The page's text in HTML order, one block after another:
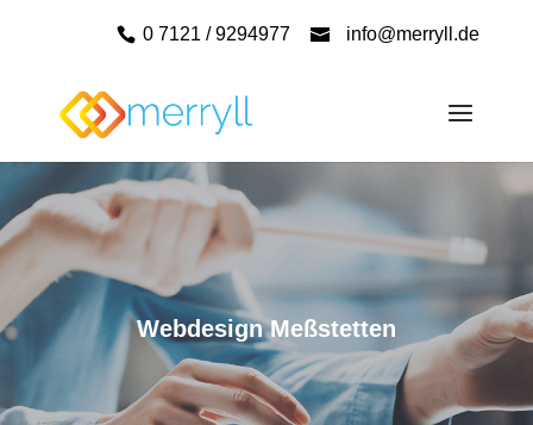
0 7121 / 9294977 info@merryll.de
Webdesign Meßstetten